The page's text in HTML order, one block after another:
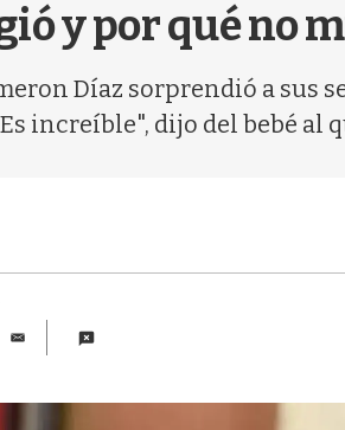
y por qué no
Díaz sorprendió a sus
increíble", dijo del bebé
E
i